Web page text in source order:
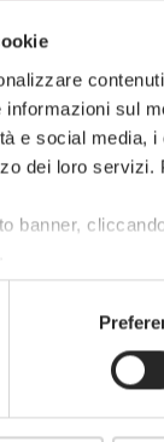
informazioni sul
e social media,
dei loro
banner,
un
da
nell’utilizzo
ti